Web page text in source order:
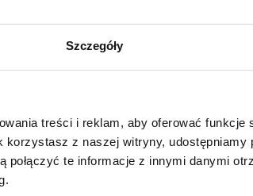
Szczegóły
treści i reklam, aby oferować funkcje
z naszej witryny, udostępniamy
te informacje z innymi danymi
Maciej Żakowski, ekspert rynku
przyszłość czeka restauratorów? Myślę, że
lokalna, lokalizacja i stawianie na